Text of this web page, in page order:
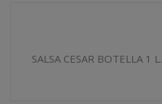
SALSA CESAR BOTELLA 1 L.